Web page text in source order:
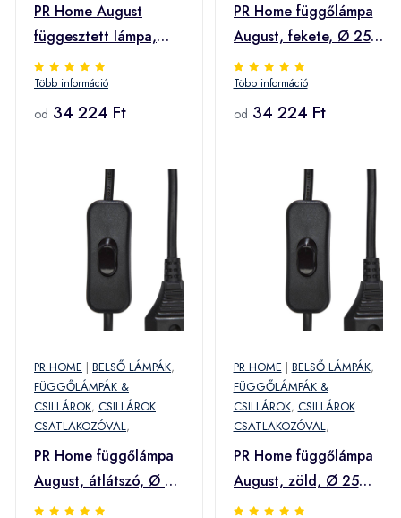
PR Home August
függesztett lámpa,
üveg ernyő Ø 25 cm,
dugó
Több információ
od 34 224 Ft
PR Home függőlámpa
August, fekete, Ø 25
cm, függőlámpa,
fekete, Ø 25 cm
Több információ
od 34 224 Ft
PR HOME | BELSŐ LÁMPÁK,
FÜGGŐLÁMPÁK &
CSILLÁROK, CSILLÁROK
CSATLAKOZÓVAL,
PR Home függőlámpa
August, átlátszó, Ø 25
cm
PR HOME | BELSŐ LÁMPÁK,
FÜGGŐLÁMPÁK &
CSILLÁROK, CSILLÁROK
CSATLAKOZÓVAL,
PR Home függőlámpa
August, zöld, Ø 25
cm, Ø 25 cm